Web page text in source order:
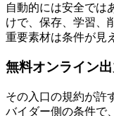
自動的には安全では
けで、保存、学習、
重要素材は条件が見
無料オンライン
その入口の規約が許
バイダー側の条件で